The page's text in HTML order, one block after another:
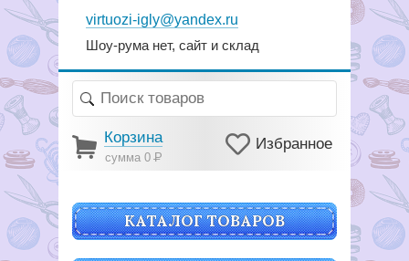
virtuozi-igly@yandex.ru
Шоу-рума нет, сайт и склад
Корзина
сумма 0Р
Избранное
КАТАЛОГ ТОВАРОВ